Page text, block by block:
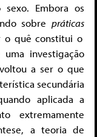
Embora os
sobre práticas
o quê constitui o
investigação
a ser o que
secundária
aplicada a
extremamente
a teoria de